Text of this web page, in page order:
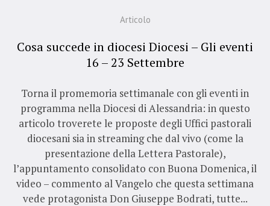
Articolo
Cosa succede in diocesi Diocesi – Gli eventi
16 – 23 Settembre
Torna il promemoria settimanale con gli eventi in
programma nella Diocesi di Alessandria: in questo
articolo troverete le proposte degli Uffici pastorali
diocesani sia in streaming che dal vivo (come la
presentazione della Lettera Pastorale),
l’appuntamento consolidato con Buona Domenica, il
video – commento al Vangelo che questa settimana
vede protagonista Don Giuseppe Bodrati, tutte...